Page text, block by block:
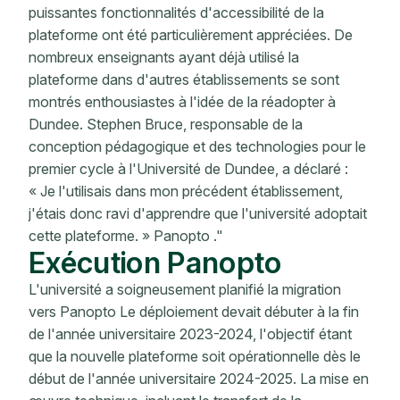
puissantes fonctionnalités d'accessibilité de la
plateforme ont été particulièrement appréciées. De
nombreux enseignants ayant déjà utilisé la
plateforme dans d'autres établissements se sont
montrés enthousiastes à l'idée de la réadopter à
Dundee. Stephen Bruce, responsable de la
conception pédagogique et des technologies pour le
premier cycle à l'Université de Dundee, a déclaré :
« Je l'utilisais dans mon précédent établissement,
j'étais donc ravi d'apprendre que l'université adoptait
cette plateforme. » Panopto ."
Exécution Panopto
L'université a soigneusement planifié la migration
vers Panopto Le déploiement devait débuter à la fin
de l'année universitaire 2023-2024, l'objectif étant
que la nouvelle plateforme soit opérationnelle dès le
début de l'année universitaire 2024-2025. La mise en